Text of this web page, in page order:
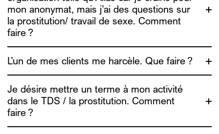
une étude sur le
info4escorts.be
UTSOPI
mon anonymat, mais j’ai des questions sur
la prostitution/ travail de sexe. Comment
faire ?
L’un de mes clients me harcèle. Que faire ?
une vidéo
Je désire mettre un terme à mon activité
dans le TDS / la prostitution. Comment
faire ?